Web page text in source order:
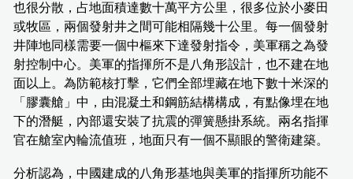
也很分散，占地面積達數十萬平方公里，很多位於小麥田
或牧區，兩個發射井之間可能相隔幾十公里。每一個發射
井陣地同樣需要一個中樞來下達發射指令，美軍稱之為發
射控制中心。美軍的指揮所不是八角形設計，也不建在地
面以上。為防範核打擊，它們全部埋藏在地下數十米深的
「膠囊艙」中，由混凝土和鋼筋結構構成，有點像埋在地
下的潛艇，內部還安裝了抗震的彈簧懸掛系統。兩名指揮
官在艙室內輪流值班，地面只有一個不顯眼的警衛建築。
分析認為，中國建成的八角形基地與美軍的指揮所功能不